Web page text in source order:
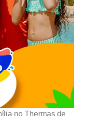
no Thermas de